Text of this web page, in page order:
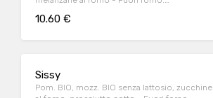
10.60 €
Sissy
Pom. BIO, mozz. BIO senza lattosio, zucchine